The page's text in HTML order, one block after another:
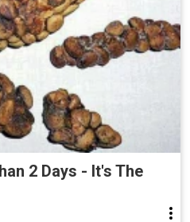
2 Days - It's The